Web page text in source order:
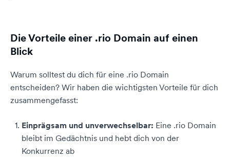
Die Vorteile einer .rio Domain auf einen
Blick
Warum solltest du dich für eine .rio Domain
entscheiden? Wir haben die wichtigsten Vorteile für dich
zusammengefasst:
Einprägsam und unverwechselbar: Eine .rio Domain
bleibt im Gedächtnis und hebt dich von der
Konkurrenz ab